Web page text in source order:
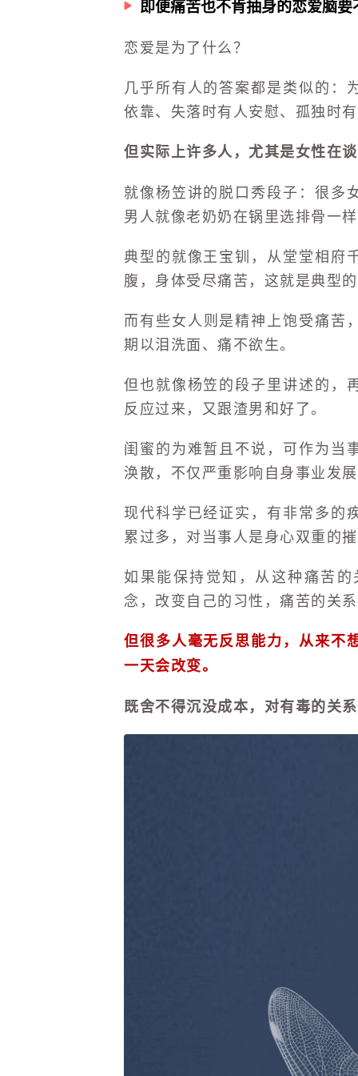
即便痛苦也不肯抽身的恋爱脑要
恋爱是为了什么？
几乎所有人的答案都是类似的：
依靠、失落时有人安慰、孤独时
但实际上许多人，尤其是女性在
就像杨笠讲的脱口秀段子：很多
男人就像老奶奶在锅里选排骨一
典型的就像王宝钏，从堂堂相府
腹，身体受尽痛苦，这就是典型
而有些女人则是精神上饱受痛
期以泪洗面、痛不欲生。
但也就像杨笠的段子里讲述的，
反应过来，又跟渣男和好了。
闺蜜的为难暂且不说，可作为当
涣散，不仅严重影响自身事业发
现代科学已经证实，有非常多的
累过多，对当事人是身心双重的
如果能保持觉知，从这种痛苦
念，改变自己的习性，痛苦的关
但很多人毫无反思能力，从来不
一天会改变。
既舍不得沉没成本，对有毒的关